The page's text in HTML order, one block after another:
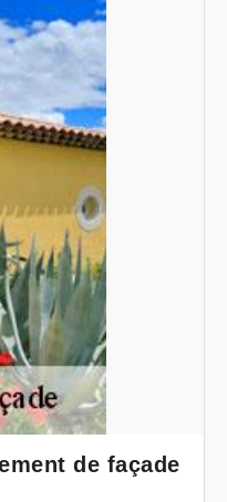
de façade